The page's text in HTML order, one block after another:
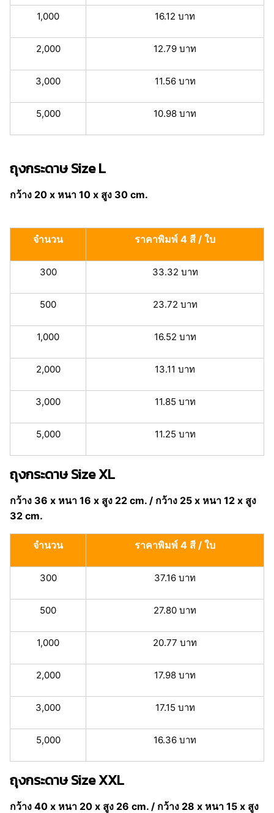
1,000 16.12 บาท
2,000 12.79 บาท
3,000 11.56 บาท
5,000 10.98 บาท
ถุงกระดาษ Size L
กว้าง 20 x หนา 10 x สูง 30 cm.
จำนวน ราคาพิมพ์ 4 สี / ใบ
300 33.32 บาท
500 23.72 บาท
1,000 16.52 บาท
2,000 13.11 บาท
3,000 11.85 บาท
5,000 11.25 บาท
ถุงกระดาษ Size XL
กว้าง 36 x หนา 16 x สูง 22 cm. / กว้าง 25 x หนา 12 x สูง
32 cm.
จำนวน ราคาพิมพ์ 4 สี / ใบ
300 37.16 บาท
500 27.80 บาท
1,000 20.77 บาท
2,000 17.98 บาท
3,000 17.15 บาท
5,000 16.36 บาท
ถุงกระดาษ Size XXL
กว้าง 40 x หนา 20 x สูง 26 cm. / กว้าง 28 x หนา 15 x สูง